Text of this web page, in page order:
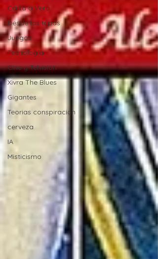
Carta a Vera
Desde las tripas
Juegos
Tecnología
Cine y Telvisión
Xivra The Blues
Gigantes
Teorias conspiracion
cerveza
IA
Misticismo